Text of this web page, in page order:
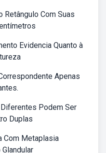
Retângulo Com Suas
Evidencia Quanto à
Apenas
Podem Ser
Duplas
Com Metaplasia